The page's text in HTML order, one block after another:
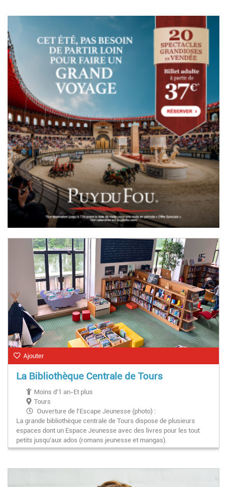
Ajouter
La Bibliothèque Centrale de Tours
Moins d'1 an-Et plus
Tours
Ouverture de l'Escape Jeunesse (photo) :
Mardi : 16h-18h30
Mercredi : 10h-18h30
Vendredi : 16h-18h30
Samedi : 10h-18h
Mardi : 10h-18h30
La grande bibliothèque centrale de Tours dispose de plusieurs
espaces dont un Espace Jeunesse avec des livres pour les tout
petits jusqu'aux ados (romans jeunesse et mangas).